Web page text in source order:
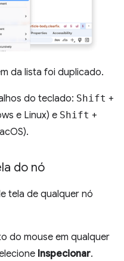
da lista foi duplicado.
do teclado: Shift +
e Linux) e Shift +
do nó
tela de qualquer nó
do mouse em qualquer
Inspecionar.